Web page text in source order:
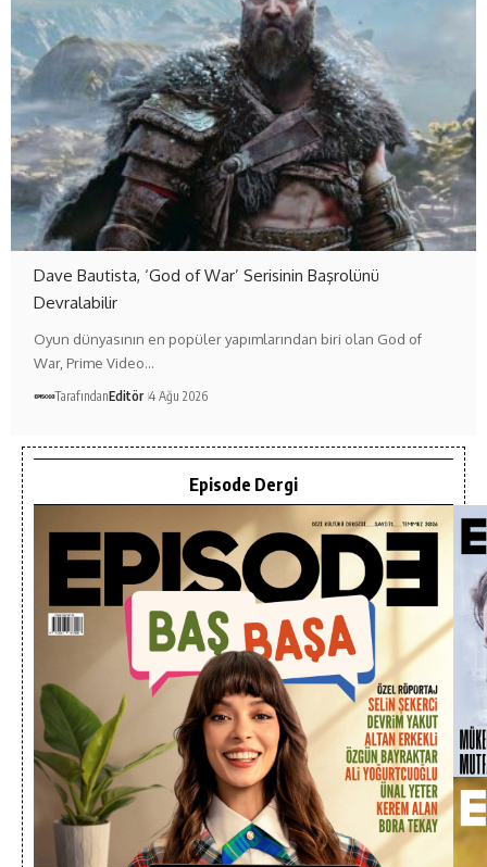
Dave Bautista, ‘God of War’ Serisinin Başrolünü
Devralabilir
Oyun dünyasının en popüler yapımlarından biri olan God of
War, Prime Video…
TarafındanEditör 4 Ağu 2026
Episode Dergi